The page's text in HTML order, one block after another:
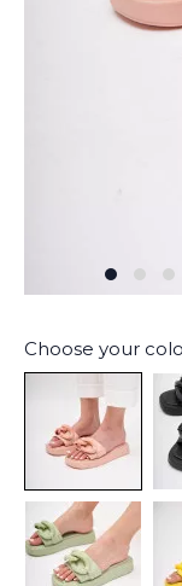
Choose your